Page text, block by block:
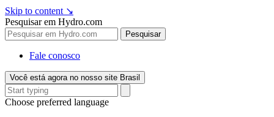
Skip to content ↘
Pesquisar em Hydro.com
Pesquisar
Fale conosco
Você está agora no nosso site Brasil
Choose preferred language